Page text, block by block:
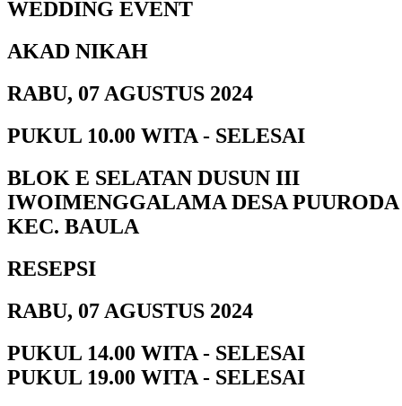
WEDDING EVENT
AKAD NIKAH
RABU, 07 AGUSTUS 2024
PUKUL 10.00 WITA - SELESAI
BLOK E SELATAN DUSUN III
IWOIMENGGALAMA DESA PUURODA
KEC. BAULA
RESEPSI
RABU, 07 AGUSTUS 2024
PUKUL 14.00 WITA - SELESAI
PUKUL 19.00 WITA - SELESAI